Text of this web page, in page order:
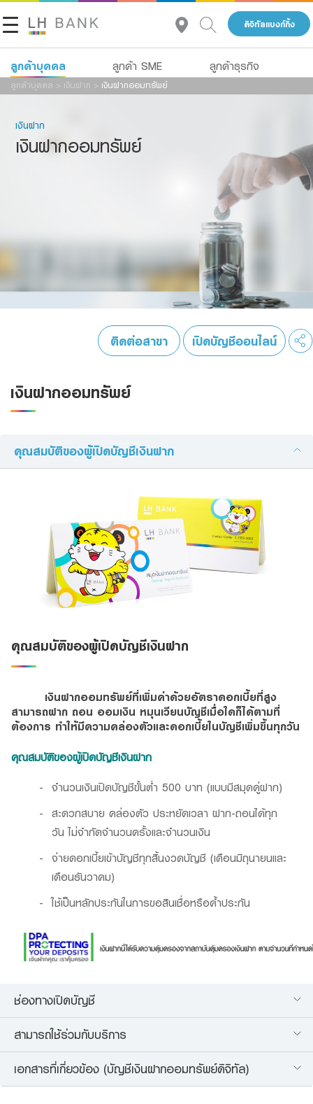
ดิจิทัลแบงก์กิ้ง
ลูกค้าบุคคล ลูกค้า SME ลูกค้าธุรกิจ
เกี่ยวกับเรา
นักลงทุนสัมพันธ์
โทร 1327 TH
สินเชื่อ
ดิจิทัลแบงก์กิ้ง
ลูกค้าบุคคล > เงินฝาก > เงินฝากออมทรัพย์
เงินฝาก
เงินฝากออมทรัพย์
เงินฝากออมทรัพย์
ติดต่อสาขา เปิดบัญชีออนไลน์
คุณสมบัติของผู้เปิดบัญชีเงินฝาก
คุณสมบัติของผู้เปิดบัญชีเงินฝาก
เงินฝากออมทรัพย์ที่เพิ่มค่าด้วยอัตราดอกเบี้ยที่สูง
สามารถฝาก ถอน ออมเงิน หมุนเวียนบัญชีเมื่อใดก็ได้ตามที่
ต้องการ ทำให้มีความคล่องตัวและดอกเบี้ยในบัญชีเพิ่มขึ้นทุกวัน
คุณสมบัติของผู้เปิดบัญชีเงินฝาก
จำนวนเงินเปิดบัญชีขั้นต่ำ 500 บาท (แบบมีสมุดคู่ฝาก)
สะดวกสบาย คล่องตัว ประหยัดเวลา ฝาก-ถอนได้ทุก
วัน ไม่จำกัดจำนวนครั้งและจำนวนเงิน
จ่ายดอกเบี้ยเข้าบัญชีทุกสิ้นงวดบัญชี (เดือนมิถุนายนและ
เดือนธันวาคม)
ใช้เป็นหลักประกันในการขอสินเชื่อหรือค้ำประกัน
ช่องทางเปิดบัญชี
สามารถใช้ร่วมกับบริการ
เอกสารที่เกี่ยวข้อง (บัญชีเงินฝากออมทรัพย์ดิจิทัล)